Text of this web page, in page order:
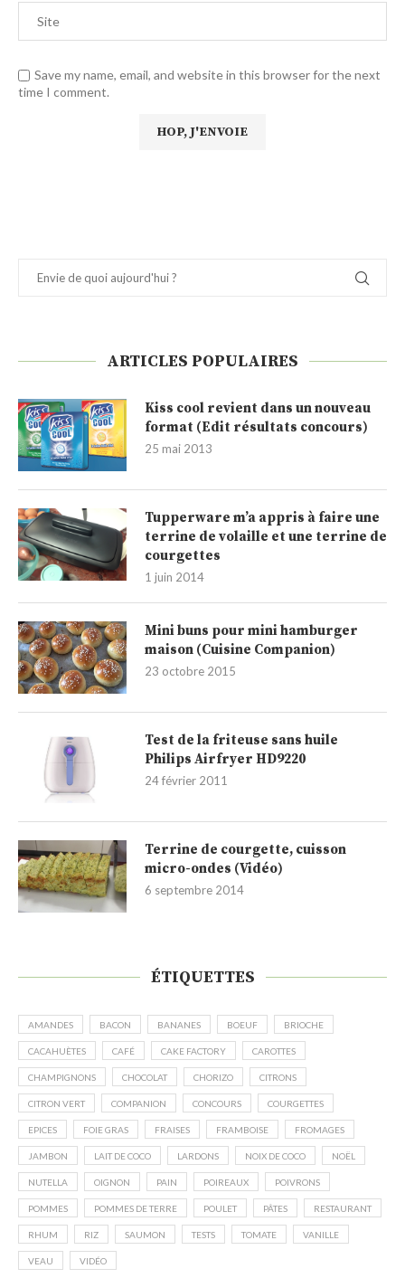
Save my name, email, and website in this browser for the next
time I comment.
ARTICLES POPULAIRES
Kiss cool revient dans un nouveau
format (Edit résultats concours)
25 mai 2013
Tupperware m’a appris à faire une
terrine de volaille et une terrine de
courgettes
1 juin 2014
Mini buns pour mini hamburger
maison (Cuisine Companion)
23 octobre 2015
Test de la friteuse sans huile
Philips Airfryer HD9220
24 février 2011
Terrine de courgette, cuisson
micro-ondes (Vidéo)
6 septembre 2014
ÉTIQUETTES
AMANDES BACON BANANES BOEUF BRIOCHE
CACAHUÈTES CAFÉ CAKE FACTORY CAROTTES
CHAMPIGNONS CHOCOLAT CHORIZO CITRONS
CITRON VERT COMPANION CONCOURS COURGETTES
EPICES FOIE GRAS FRAISES FRAMBOISE FROMAGES
JAMBON LAIT DE COCO LARDONS NOIX DE COCO NOËL
NUTELLA OIGNON PAIN POIREAUX POIVRONS
POMMES POMMES DE TERRE POULET PÂTES RESTAURANT
RHUM RIZ SAUMON TESTS TOMATE VANILLE
VEAU VIDÉO